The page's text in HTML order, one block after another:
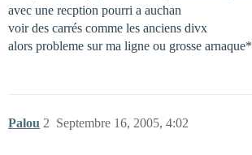
avec une recption pourri a auchan
voir des carrés comme les anciens divx
alors probleme sur ma ligne ou grosse arnaque*
Palou Septembre 16, 2005, 4:02
2